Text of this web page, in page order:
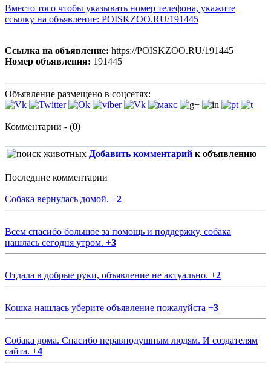
Вместо того чтобы указывать номер телефона, укажите
ссылку на объявление: POISKZOO.RU/191445
Ссылка на объявление: https://POISKZOO.RU/191445
Номер объявления: 191445
Объявление размещено в соцсетях:
Комментарии - (0)
Добавить комментарий к объявлению
Последние комментарии
Собака вернулась домой. +2
Всем спасибо большое за помощь и поддержку, собака
нашлась сегодня утром. +3
Отдала в добрые руки, объявление не актуально. +2
Кошка нашлась уберите объявление пожалуйста +3
Собака дома. Спасибо неравнодушным людям. И создателям
сайта. +4